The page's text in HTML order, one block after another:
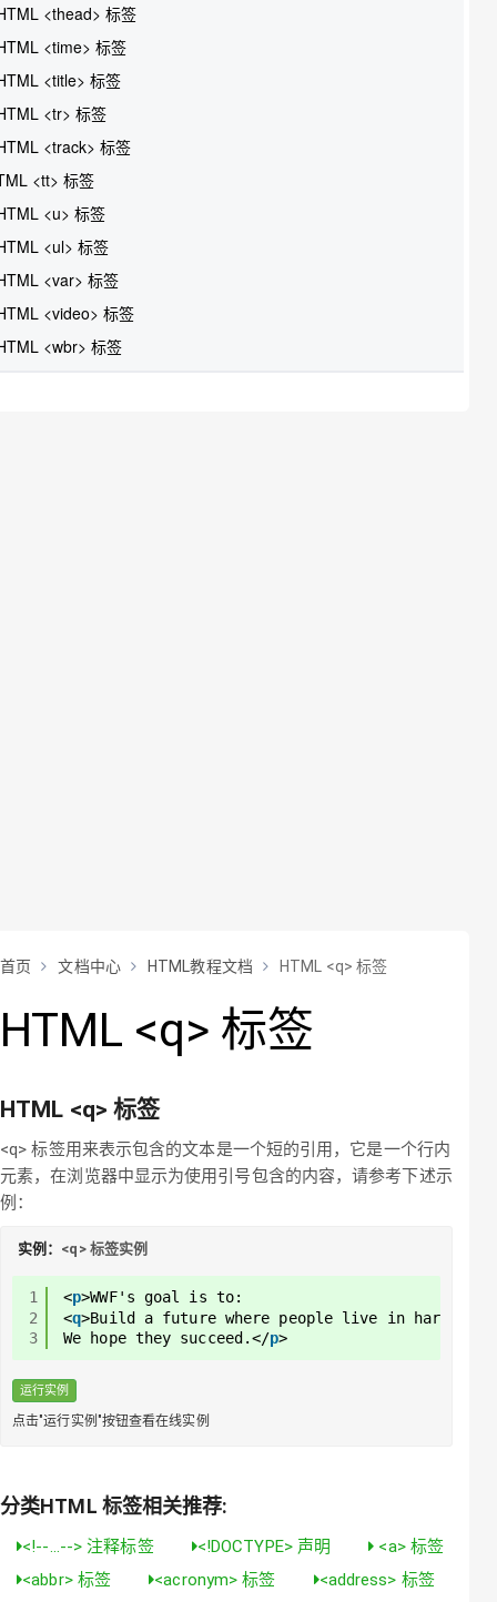
<thead> 标签
<time> 标签
<title> 标签
<tr> 标签
<track> 标签
<tt> 标签
<u> 标签
<ul> 标签
<var> 标签
<video> 标签
<wbr> 标签
首页 文档中心 HTML教程文档 HTML <q> 标签
HTML <q> 标签
HTML <q> 标签
<q> 标签用来表示包含的文本是一个短的引用，它是一个行内
元素，在浏览器中显示为使用引号包含的内容，请参考下述示
例：
实例： <q> 标签实例
1
2
3
<p>WWF's goal is to:
<q>Build a future where people live in harmony
We hope they succeed.</p>
运行实例
点击"运行实例"按钮查看在线实例
分类HTML 标签相关推荐:
<!--...--> 注释标签 <!DOCTYPE> 声明
<a> 标签
<abbr> 标签
<acronym> 标签 <address> 标签